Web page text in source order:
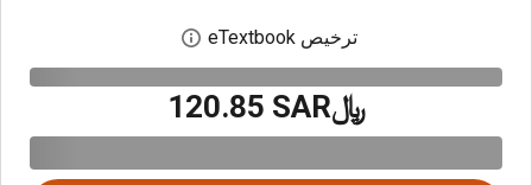
ترخيص eTextbook افتح مربع حوار
﷼‎120.85 SAR